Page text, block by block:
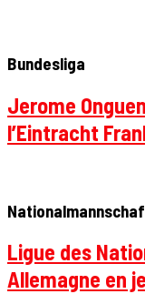
Bundesliga
Jerome
l’Eintracht
Ligue des
Allemagne en